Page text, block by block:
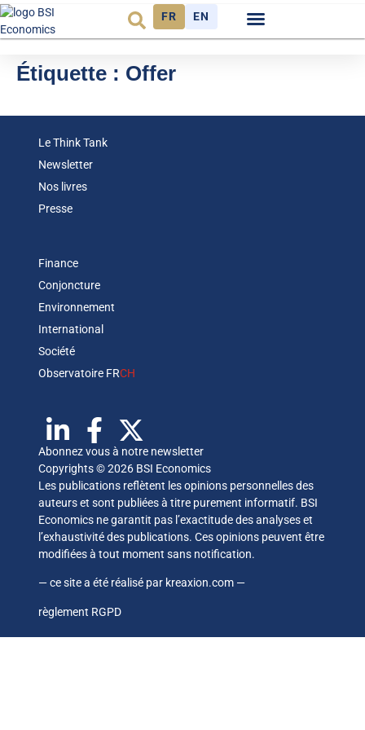
FR EN
Étiquette : Offer
Le Think Tank
Newsletter
Nos livres
Presse
Finance
Conjoncture
Environnement
International
Société
Observatoire FRCH
Abonnez vous à notre newsletter
Copyrights © 2026 BSI Economics
Les publications reflètent les opinions personnelles des
auteurs et sont publiées à titre purement informatif. BSI
Economics ne garantit pas l’exactitude des analyses et
l’exhaustivité des publications. Ces opinions peuvent être
modifiées à tout moment sans notification.
— ce site a été réalisé par kreaxion.com —
règlement RGPD